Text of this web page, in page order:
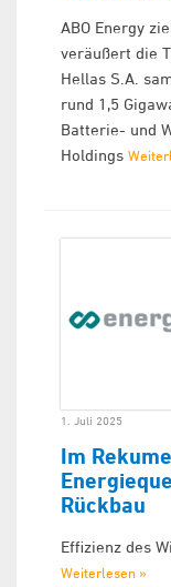
ABO Energy
veräußert die
Hellas S.A.
rund 1,5
Batterie- und
Holdings
1. Juli 2025
Im
Rückbau
Effizienz des
Weiterlesen »